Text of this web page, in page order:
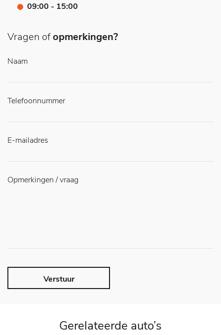
09:00 - 15:00
Vragen ofopmerkingen?
Verstuur
Gerelateerde auto’s